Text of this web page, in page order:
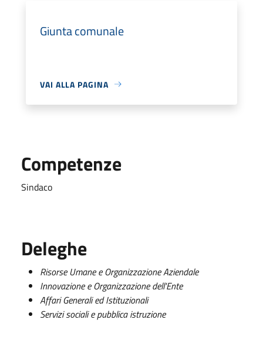
Giunta comunale
VAI ALLA PAGINA
Competenze
Sindaco
Deleghe
Risorse Umane e Organizzazione Aziendale
Innovazione e Organizzazione dell'Ente
Affari Generali ed Istituzionali
Servizi sociali e pubblica istruzione